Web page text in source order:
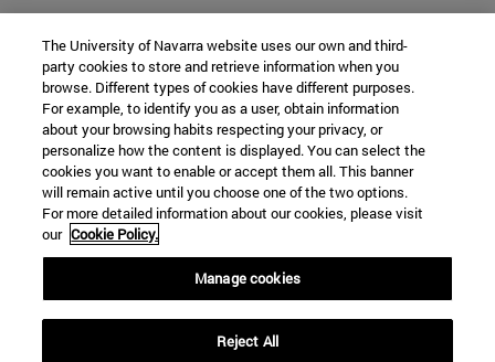
The University of Navarra website uses our own and third-
party cookies to store and retrieve information when you
browse. Different types of cookies have different purposes.
For example, to identify you as a user, obtain information
about your browsing habits respecting your privacy, or
personalize how the content is displayed. You can select the
cookies you want to enable or accept them all. This banner
will remain active until you choose one of the two options.
For more detailed information about our cookies, please visit
our Cookie Policy.
Manage cookies
Reject All